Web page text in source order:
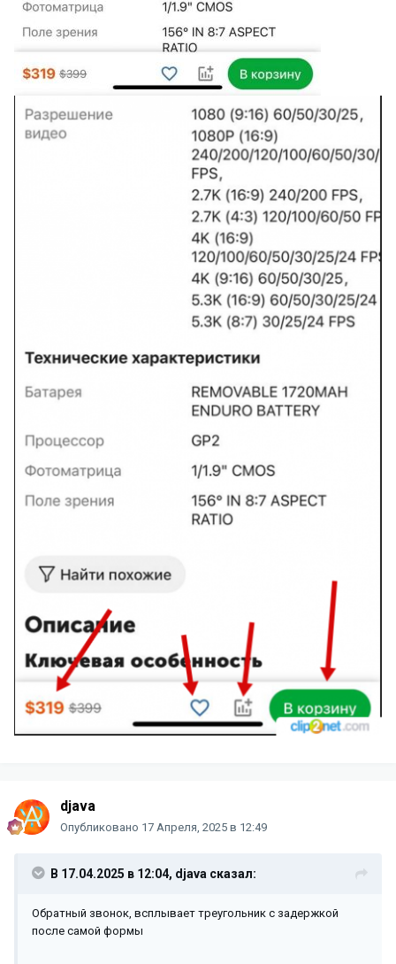
djava
Опубликовано 17 Апреля, 2025 в 12:49
В 17.04.2025 в 12:04, djava сказал:
Обратный звонок, всплывает треугольник с задержкой
после самой формы